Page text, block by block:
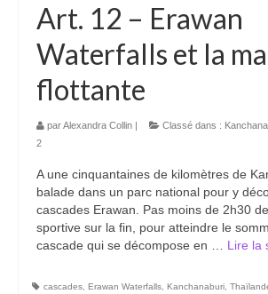
Art. 12 – Erawan
Waterfalls et la
flottante
parAlexandra Collin | Classé dans :
2
A une cinquantaines de kilomètres de
balade dans un parc national pour y
cascades Erawan. Pas moins de 2h30
sportive sur la fin, pour atteindre le
cascade qui se décompose en … Lire la
cascades Erawan Waterfalls Kanchanaburi